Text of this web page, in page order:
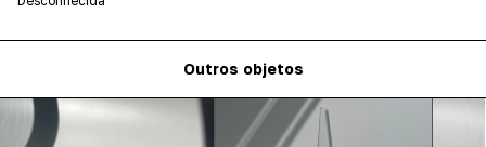
Outros objetos